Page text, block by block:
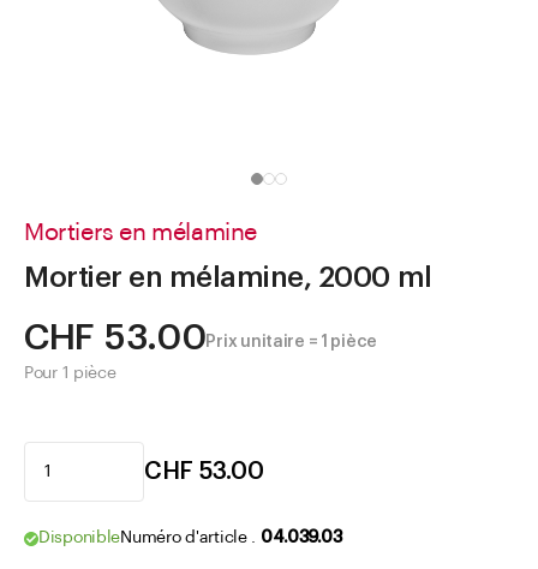
Mortiers en mélamine
Mortier en mélamine, 2000 ml
CHF 53.00Prix unitaire = 1 pièce
Pour 1 pièce
CHF 53.00
DisponibleNuméro d'article . 04.039.03